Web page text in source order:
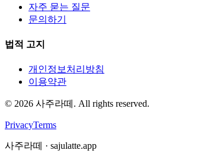
자주 묻는 질문
문의하기
법적 고지
개인정보처리방침
이용약관
© 2026 사주라떼. All rights reserved.
PrivacyTerms
사주라떼 · sajulatte.app